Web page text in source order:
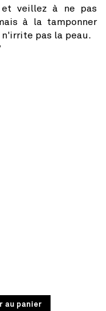
veillez à ne pas
à la tamponner
pas la peau.
au panier